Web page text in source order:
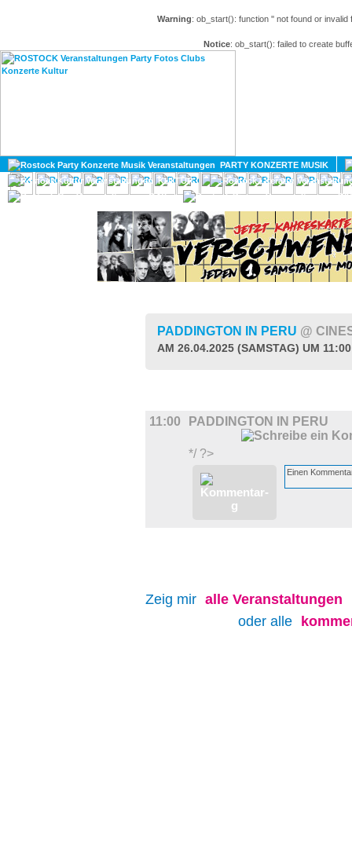
Warning: ob_start(): function '' not found or
Notice: ob_start(): failed to create
PARTY KONZERTE MUSIK
KULTUR
GAY
PADDINGTON IN PERU @
AM 26.04.2025 (SAMSTAG) UM
11:00 PADDINGTON IN PERU
*/ ?>
Zeig mir alle Veranstaltungen
oder alle